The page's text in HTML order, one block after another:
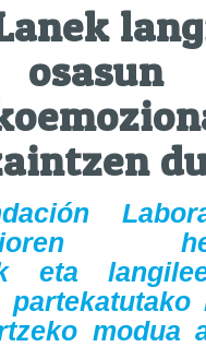
osasun
eta
partekatutako
modua